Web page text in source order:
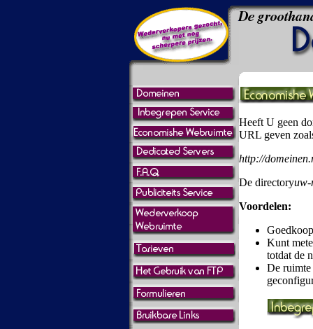
Heeft U geen
URL geven
http://
De directoryuw-
Voordelen:
Goedkoop
Kunt
totdat de
De ruimte